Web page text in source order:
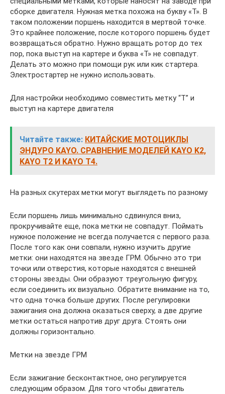
сборке двигателя. Нужная метка похожа на букву «Т». В
таком положении поршень находится в мертвой точке.
Это крайнее положение, после которого поршень будет
возвращаться обратно. Нужно вращать ротор до тех
пор, пока выступ на картере и буква «Т» не совпадут.
Делать это можно при помощи рук или кик стартера.
Электростартер не нужно использовать.
Для настройки необходимо совместить метку “Т” и
выступ на картере двигателя
Читайте также: КИТАЙСКИЕ МОТОЦИКЛЫ
ЭНДУРО KAYO. СРАВНЕНИЕ МОДЕЛЕЙ KAYO K2,
KAYO T2 И KAYO T4.
На разных скутерах метки могут выглядеть по разному
Если поршень лишь минимально сдвинулся вниз,
прокручивайте еще, пока метки не совпадут. Поймать
нужное положение не всегда получается с первого раза.
После того как они совпали, нужно изучить другие
метки: они находятся на звезде ГРМ. Обычно это три
точки или отверстия, которые находятся с внешней
стороны звезды. Они образуют треугольную фигуру,
если соединить их визуально. Обратите внимание на то,
что одна точка больше других. После регулировки
зажигания она должна оказаться сверху, а две другие
метки остаться напротив друг друга. Стоять они
должны горизонтально.
Метки на звезде ГРМ
Если зажигание бесконтактное, оно регулируется
следующим образом. Для того чтобы двигатель